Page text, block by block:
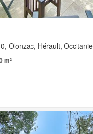
Olonzac, Hérault, Occitanie
m²